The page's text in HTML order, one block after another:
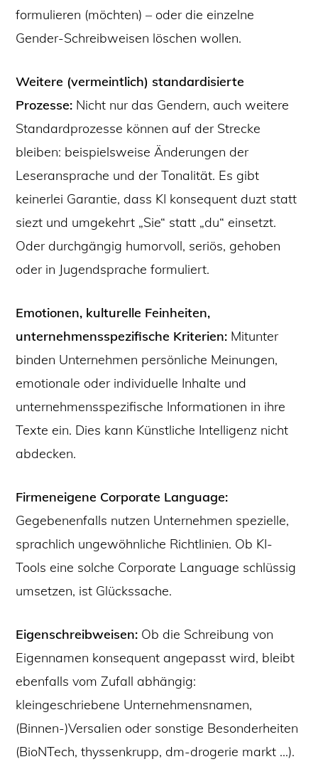
formulieren (möchten) – oder die einzelne
Gender-Schreibweisen löschen wollen.
Weitere (vermeintlich) standardisierte
Prozesse: Nicht nur das Gendern, auch weitere
Standardprozesse können auf der Strecke
bleiben: beispielsweise Änderungen der
Leseransprache und der Tonalität. Es gibt
keinerlei Garantie, dass KI konsequent duzt statt
siezt und umgekehrt „Sie“ statt „du“ einsetzt.
Oder durchgängig humorvoll, seriös, gehoben
oder in Jugendsprache formuliert.
Emotionen, kulturelle Feinheiten,
unternehmensspezifische Kriterien: Mitunter
binden Unternehmen persönliche Meinungen,
emotionale oder individuelle Inhalte und
unternehmensspezifische Informationen in ihre
Texte ein. Dies kann Künstliche Intelligenz nicht
abdecken.
Firmeneigene Corporate Language:
Gegebenenfalls nutzen Unternehmen spezielle,
sprachlich ungewöhnliche Richtlinien. Ob KI-
Tools eine solche Corporate Language schlüssig
umsetzen, ist Glückssache.
Eigenschreibweisen: Ob die Schreibung von
Eigennamen konsequent angepasst wird, bleibt
ebenfalls vom Zufall abhängig:
kleingeschriebene Unternehmensnamen,
(Binnen-)Versalien oder sonstige Besonderheiten
(BioNTech, thyssenkrupp, dm-drogerie markt …).